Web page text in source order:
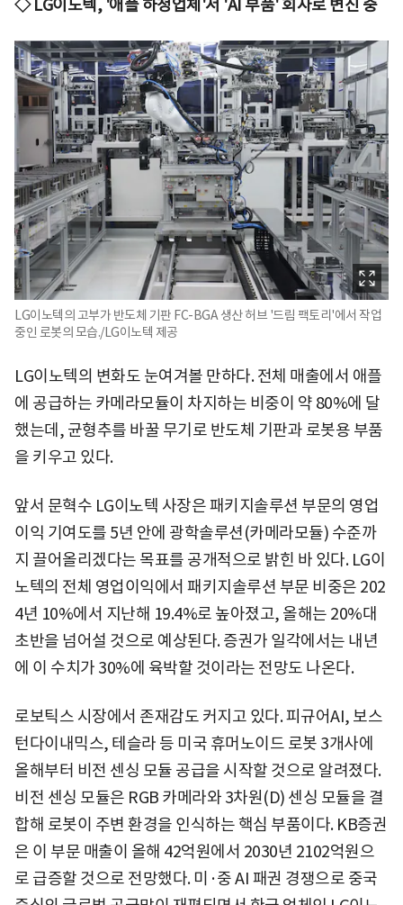
◇ LG이노텍, '애플 하청업체'서 'AI 부품' 회사로 변신 중
LG이노텍의 고부가 반도체 기판 FC-BGA 생산 허브 '드림 팩토리'에서 작업
중인 로봇의 모습./LG이노텍 제공
LG이노텍의 변화도 눈여겨볼 만하다. 전체 매출에서 애플
에 공급하는 카메라모듈이 차지하는 비중이 약 80%에 달
했는데, 균형추를 바꿀 무기로 반도체 기판과 로봇용 부품
을 키우고 있다.
앞서 문혁수 LG이노텍 사장은 패키지솔루션 부문의 영업
이익 기여도를 5년 안에 광학솔루션(카메라모듈) 수준까
지 끌어올리겠다는 목표를 공개적으로 밝힌 바 있다. LG이
노텍의 전체 영업이익에서 패키지솔루션 부문 비중은 202
4년 10%에서 지난해 19.4%로 높아졌고, 올해는 20%대
초반을 넘어설 것으로 예상된다. 증권가 일각에서는 내년
에 이 수치가 30%에 육박할 것이라는 전망도 나온다.
로보틱스 시장에서 존재감도 커지고 있다. 피규어AI, 보스
턴다이내믹스, 테슬라 등 미국 휴머노이드 로봇 3개사에
올해부터 비전 센싱 모듈 공급을 시작할 것으로 알려졌다.
비전 센싱 모듈은 RGB 카메라와 3차원(D) 센싱 모듈을 결
합해 로봇이 주변 환경을 인식하는 핵심 부품이다. KB증권
은 이 부문 매출이 올해 42억원에서 2030년 2102억원으
로 급증할 것으로 전망했다. 미·중 AI 패권 경쟁으로 중국